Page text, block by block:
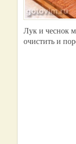
Лук и чеснок
очистить и